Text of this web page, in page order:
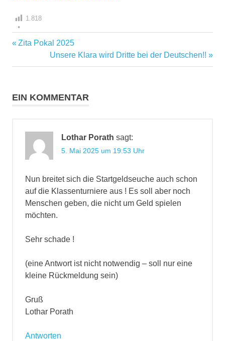
1.818
Beitragsnavigation
Vorheriger
Zita Pokal 2025
Nächster
Beitrag:
Unsere Klara wird Dritte bei der Deutschen!!
EIN KOMMENTAR
Lothar Porath sagt:
5. Mai 2025 um 19:53 Uhr
Nun breitet sich die Startgeldseuche auch schon
auf die Klassenturniere aus ! Es soll aber noch
Menschen geben, die nicht um Geld spielen
möchten.
Sehr schade !
(eine Antwort ist nicht notwendig – soll nur eine
kleine Rückmeldung sein)
Gruß
Lothar Porath
Antworten